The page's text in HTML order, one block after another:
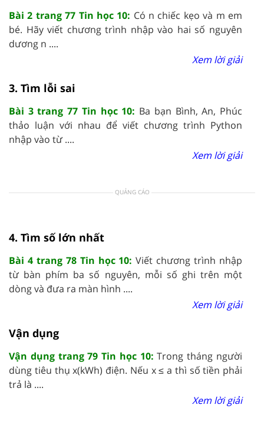
Bài 2 trang 77 Tin học 10: Có n chiếc kẹo và m em
bé. Hãy viết chương trình nhập vào hai số nguyên
dương n ....
Xem lời giải
3. Tìm lỗi sai
Bài 3 trang 77 Tin học 10: Ba bạn Bình, An, Phúc
thảo luận với nhau để viết chương trình Python
nhập vào từ ....
Xem lời giải
QUẢNG CÁO
4. Tìm số lớn nhất
Bài 4 trang 78 Tin học 10: Viết chương trình nhập
từ bàn phím ba số nguyên, mỗi số ghi trên một
dòng và đưa ra màn hình ....
Xem lời giải
Vận dụng
Vận dụng trang 79 Tin học 10: Trong tháng người
dùng tiêu thụ x(kWh) điện. Nếu x ≤ a thì số tiền phải
trả là ....
Xem lời giải